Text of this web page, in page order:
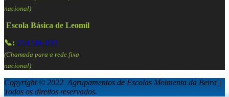
nacional)
Escola Básica de Leomil
📞: 254 586 833
(Chamada para a rede fixa
nacional)
Copyright © 2022 Agrupamentos de Escolas Moimenta da Beira |
Todos os direitos reservados.